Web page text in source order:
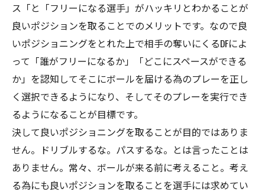
ス「と「フリーになる選手」がハッキリとわかることが
良いポジションを取ることでのメリットです。なので良
いポジショニングをとれた上で相手の奪いにくるDFによ
って「誰がフリーになるか」「どこにスペースができる
か」を認知してそこにボールを届ける為のプレーを正し
く選択できるようになり、そしてそのプレーを実行でき
るようになることが目標です。
決して良いポジショニングを取ることが目的ではありま
せん。ドリブルするな。パスするな。とは言ったことは
ありません。常々、ボールが来る前に考えること。考え
る為にも良いポジションを取ることを選手には求めてい